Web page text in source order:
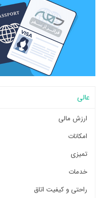
عالی
ارزش مالی
امکانات
تمیزی
خدمات
راحتی و کیفیت اتاق